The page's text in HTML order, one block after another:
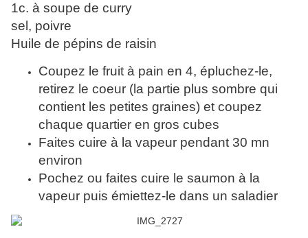
1c. à soupe de curry
sel, poivre
Huile de pépins de raisin
Coupez le fruit à pain en 4, épluchez-le,
retirez le coeur (la partie plus sombre qui
contient les petites graines) et coupez
chaque quartier en gros cubes
Faites cuire à la vapeur pendant 30 mn
environ
Pochez ou faites cuire le saumon à la
vapeur puis émiettez-le dans un saladier